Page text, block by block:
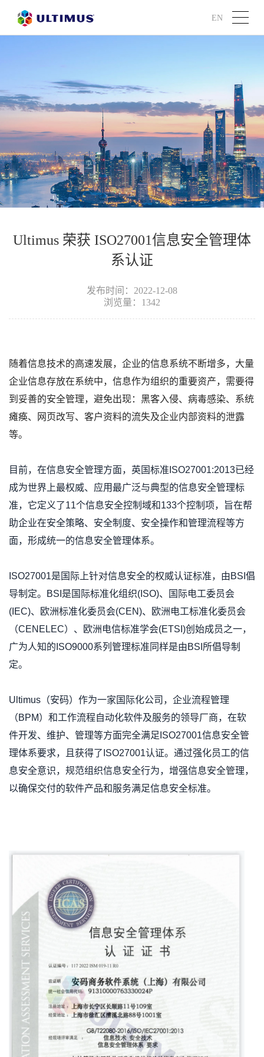
EN
Ultimus 荣获 ISO27001信息安全管理体
系认证
发布时间：2022-12-08
浏览量：1342
随着信息技术的高速发展，企业的信息系统不断增多，大量
企业信息存放在系统中， 信息作为组织的重要资产，需要得
到妥善的安全管理，避免出现：黑客入侵、病毒感染、系统
瘫痪、网页改写、客户资料的流失及企业内部资料的泄露
等。
目前，在信息安全管理方面，英国标准 ISO27001:2013已经
成为世界上最权威、应用最广泛与典型的信息安全管理标
准，它定义了11个信息安全控制域和133个控制项，旨在帮
助企业在安全策略、安全制度、安全操作和管理流程等方
面，形成统一的信息安全管理体系。
ISO27001是国际上针对信息安全的权威认证标准，由BSI 倡
导制定。
BSI 是国际标准化组织(ISO)、国际电工委员会
(IEC)、欧洲标准化委员会(CEN)、欧洲电工标准化委员会
（CENELEC）、欧洲电信标准学会(ETSI)创始成员之一，
广为人知的 ISO9000系列管理标准同样是由BSI 所倡导制
定。
Ultimus （安码）作为一家国际化公司，企业流程管理
（BPM）和工作流程自动化软件及服务的领导厂商，在软
件开发、维护、管理等方面完全满足 ISO27001信息安全管
理体系要求，且获得了 ISO27001认证。通过强化员工的信
息安全意识，规范组织信息安全行为，增强信息安全管理，
以确保交付的软件产品和服务满足信息安全标准。